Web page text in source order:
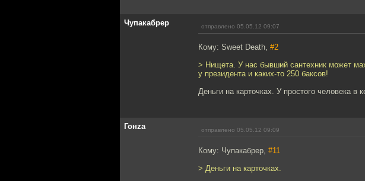
Чупакабрер отправлено 05.05.12 09:07
Кому: Sweet Death, #2
> Нищета. У нас бывший сантехник может
у президента и каких-то 250 баксов!
Деньги на карточках. У простого человека
Гонzа отправлено 05.05.12 09:09
Кому: Чупакабрер, #11
> Деньги на карточках.